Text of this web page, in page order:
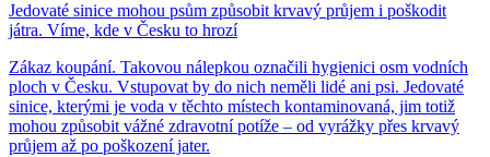
Jedovaté sinice mohou psům způsobit krvavý průjem i poškodit
játra. Víme, kde v Česku to hrozí
Zákaz koupání. Takovou nálepkou označili hygienici osm vodních
ploch v Česku. Vstupovat by do nich neměli lidé ani psi. Jedovaté
sinice, kterými je voda v těchto místech kontaminovaná, jim totiž
mohou způsobit vážné zdravotní potíže – od vyrážky přes krvavý
průjem až po poškození jater.